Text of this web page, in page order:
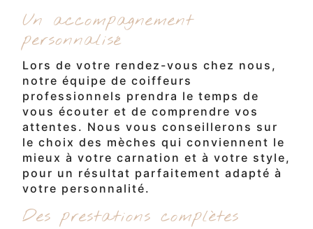
Un accompagnement
personnalisé
Lors de votre rendez-vous chez nous,
notre équipe de coiffeurs
professionnels prendra le temps de
vous écouter et de comprendre vos
attentes. Nous vous conseillerons sur
le choix des mèches qui conviennent le
mieux à votre carnation et à votre style,
pour un résultat parfaitement adapté à
votre personnalité.
Des prestations complètes